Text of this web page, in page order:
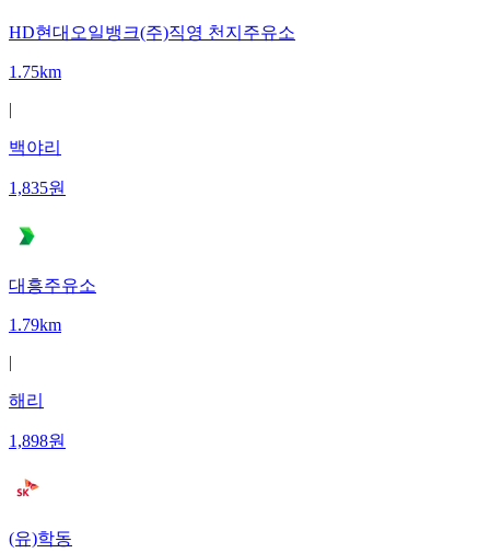
HD현대오일뱅크(주)직영 천지주유소
1.75km
|
백야리
1,835원
대흥주유소
1.79km
|
해리
1,898원
(유)학동